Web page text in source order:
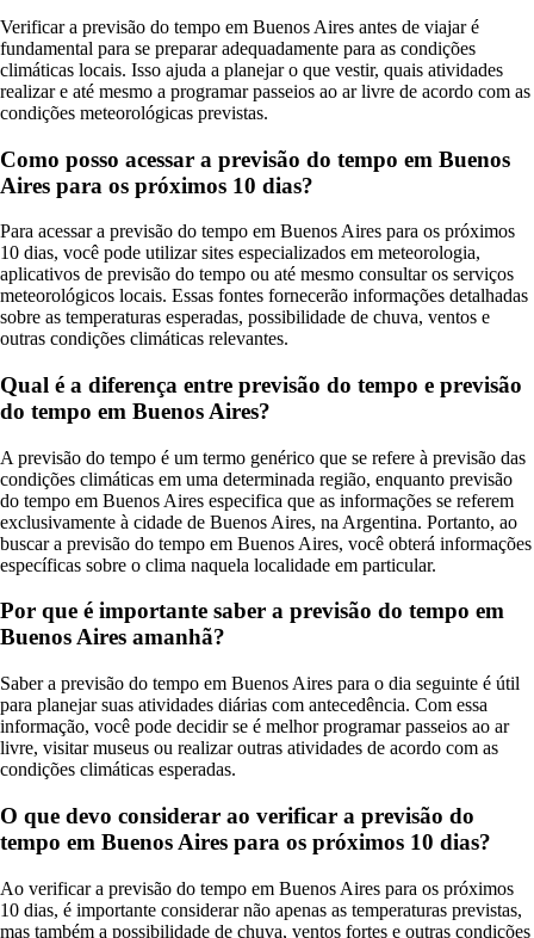
Verificar a previsão do tempo em Buenos Aires antes de viajar é
fundamental para se preparar adequadamente para as condições
climáticas locais. Isso ajuda a planejar o que vestir, quais atividades
realizar e até mesmo a programar passeios ao ar livre de acordo com as
condições meteorológicas previstas.
Como posso acessar a previsão do tempo em Buenos
Aires para os próximos 10 dias?
Para acessar a previsão do tempo em Buenos Aires para os próximos
10 dias, você pode utilizar sites especializados em meteorologia,
aplicativos de previsão do tempo ou até mesmo consultar os serviços
meteorológicos locais. Essas fontes fornecerão informações detalhadas
sobre as temperaturas esperadas, possibilidade de chuva, ventos e
outras condições climáticas relevantes.
Qual é a diferença entre previsão do tempo e previsão
do tempo em Buenos Aires?
A previsão do tempo é um termo genérico que se refere à previsão das
condições climáticas em uma determinada região, enquanto previsão
do tempo em Buenos Aires especifica que as informações se referem
exclusivamente à cidade de Buenos Aires, na Argentina. Portanto, ao
buscar a previsão do tempo em Buenos Aires, você obterá informações
específicas sobre o clima naquela localidade em particular.
Por que é importante saber a previsão do tempo em
Buenos Aires amanhã?
Saber a previsão do tempo em Buenos Aires para o dia seguinte é útil
para planejar suas atividades diárias com antecedência. Com essa
informação, você pode decidir se é melhor programar passeios ao ar
livre, visitar museus ou realizar outras atividades de acordo com as
condições climáticas esperadas.
O que devo considerar ao verificar a previsão do
tempo em Buenos Aires para os próximos 10 dias?
Ao verificar a previsão do tempo em Buenos Aires para os próximos
10 dias, é importante considerar não apenas as temperaturas previstas,
mas também a possibilidade de chuva, ventos fortes e outras condições